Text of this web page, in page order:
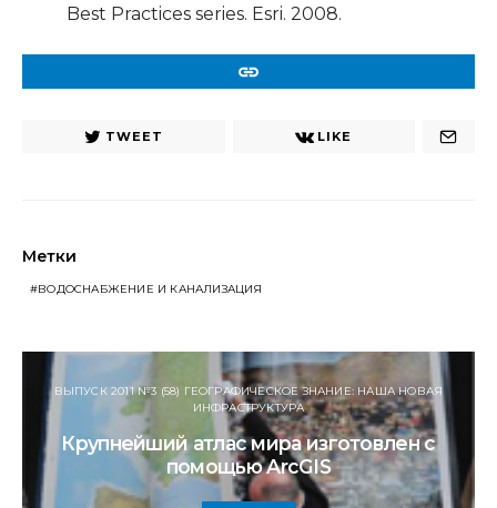
Best Practices series. Esri. 2008.
TWEET LIKE
Метки
ВОДОСНАБЖЕНИЕ И КАНАЛИЗАЦИЯ
ВЫПУСК 2011 №3 (58) ГЕОГРАФИЧЕСКОЕ ЗНАНИЕ: НАША НОВАЯ
ИНФРАСТРУКТУРА
Крупнейший атлас мира изготовлен с
помощью ArcGIS